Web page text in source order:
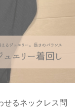
せるネックレス問